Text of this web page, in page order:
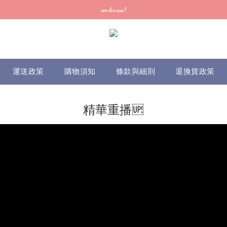
訂單可供取貨/發貨後會發出電郵通知，請填妥正確資料 (*通知以電郵為
𝓌ℯ𝓁𝒸ℴ𝓂ℯ!
訂單可供取貨/發貨後會發出電郵通知，請填妥正確資料 (*通知以電郵為
運送政策 購物須知 條款與細則 退換貨政策
精華重播🆙